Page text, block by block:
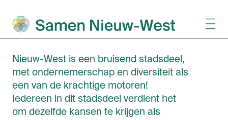
Nieuw-West is een bruisend stadsdeel,
met ondernemerschap en diversiteit als
een van de krachtige motoren!
Iedereen in dit stadsdeel verdient het
om dezelfde kansen te krijgen als